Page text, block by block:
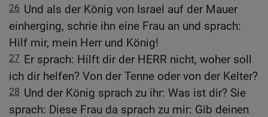
26 Und als der König von Israel auf der Mauer
einherging, schrie ihn eine Frau an und sprach:
Hilf mir, mein Herr und König!
27 Er sprach: Hilft dir der HERR nicht, woher soll
ich dir helfen? Von der Tenne oder von der Kelter?
28 Und der König sprach zu ihr: Was ist dir? Sie
sprach: Diese Frau da sprach zu mir: Gib deinen